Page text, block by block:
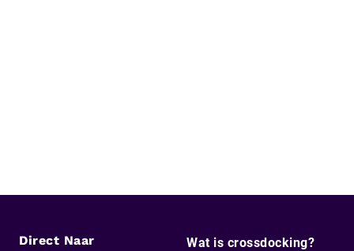
Direct Naar
Wat is crossdocking?